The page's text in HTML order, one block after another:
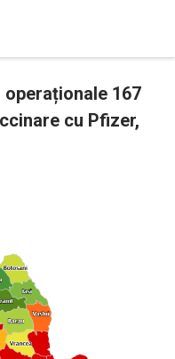
167
cu Pfizer,